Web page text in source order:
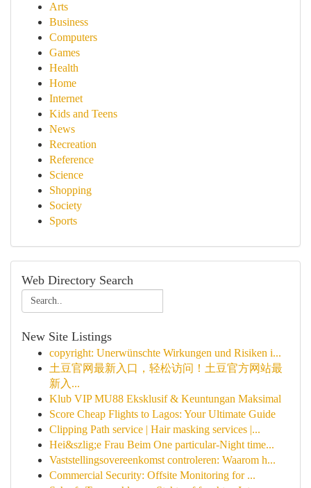
Arts
Business
Computers
Games
Health
Home
Internet
Kids and Teens
News
Recreation
Reference
Science
Shopping
Society
Sports
Web Directory Search
New Site Listings
copyright: Unerwünschte Wirkungen und Risiken i...
土豆官网最新入口，轻松访问！土豆官方网站最
新入...
Klub VIP MU88 Eksklusif & Keuntungan Maksimal
Score Cheap Flights to Lagos: Your Ultimate Guide
Clipping Path service | Hair masking services |...
Hei&szlig;e Frau Beim One particular-Night time...
Vaststellingsovereenkomst controleren: Waarom h...
Commercial Security: Offsite Monitoring for ...